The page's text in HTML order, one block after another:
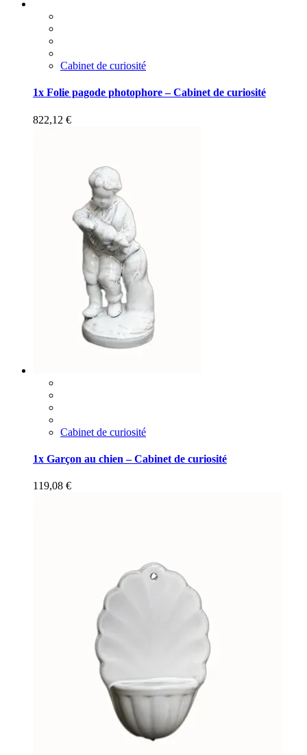
Cabinet de curiosité
1x Folie pagode photophore – Cabinet de curiosité
822,12 €
Cabinet de curiosité
1x Garçon au chien – Cabinet de curiosité
119,08 €